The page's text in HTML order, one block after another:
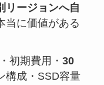
リージョンへ自
当に価値がある
初期費用・ 30
構成・SSD容量